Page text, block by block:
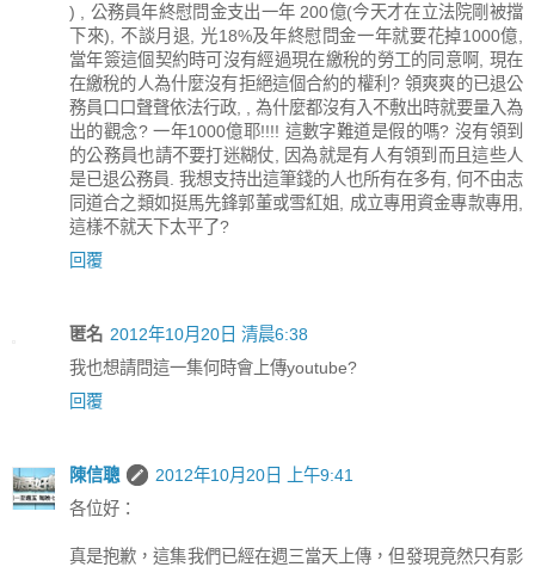
) , 公務員年終慰問金支出一年 200億(今天才在立法院剛被擋
下來), 不談月退, 光18%及年終慰問金一年就要花掉1000億,
當年簽這個契約時可沒有經過現在繳稅的勞工的同意啊, 現在
在繳稅的人為什麼沒有拒絕這個合約的權利? 領爽爽的已退公
務員口口聲聲依法行政, , 為什麼都沒有入不敷出時就要量入為
出的觀念? 一年1000億耶!!!! 這數字難道是假的嗎? 沒有領到
的公務員也請不要打迷糊仗, 因為就是有人有領到而且這些人
是已退公務員. 我想支持出這筆錢的人也所有在多有, 何不由志
同道合之類如挺馬先鋒郭董或雪紅姐, 成立專用資金專款專用,
這樣不就天下太平了?
回覆
匿名 2012年10月20日 清晨6:38
我也想請問這一集何時會上傳youtube?
回覆
陳信聰
2012年10月20日 上午9:41
各位好：
真是抱歉，這集我們已經在週三當天上傳，但發現竟然只有影